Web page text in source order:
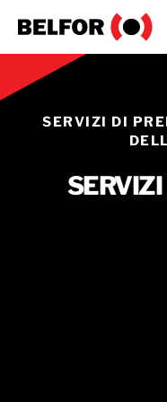
content
SCENARI DI
SERVIZI DI